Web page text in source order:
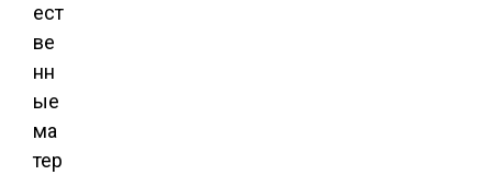
ест
ве
нн
ые
ма
тер